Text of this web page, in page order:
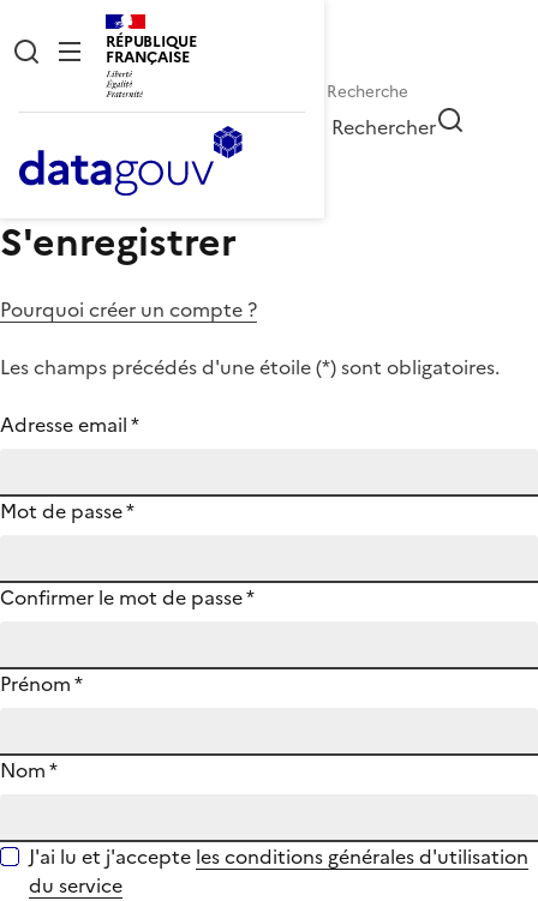
RÉPUBLIQUE
FRANÇAISE
Rechercher
S'enregistrer
Pourquoi créer un compte ?
Les champs précédés d'une étoile (*) sont obligatoires.
Adresse email*
Mot de passe*
Confirmer le mot de passe*
Prénom*
Nom*
J'ai lu et j'accepte les conditions générales d'utilisation
du service